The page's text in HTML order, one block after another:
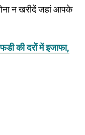
न खरीदें जहां आपके
की दरों में इजाफा,